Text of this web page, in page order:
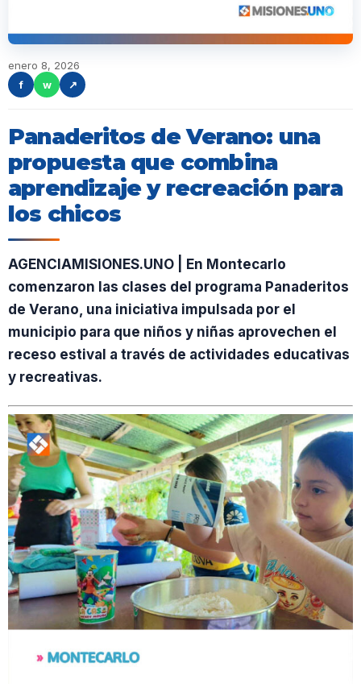
enero 8, 2026
f
w ↗
Panaderitos de Verano: una
propuesta que combina
aprendizaje y recreación para
los chicos
AGENCIAMISIONES.UNO | En Montecarlo
comenzaron las clases del programa Panaderitos
de Verano, una iniciativa impulsada por el
municipio para que niños y niñas aprovechen el
receso estival a través de actividades educativas
y recreativas.